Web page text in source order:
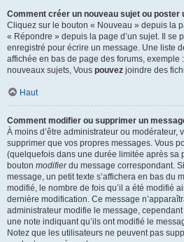
Comment créer un nouveau sujet ou poster
Cliquez sur le bouton « Nouveau » depuis la
« Répondre » depuis la page d’un sujet. Il se
enregistré pour écrire un message. Une liste
affichée en bas de page des forums, exemple
nouveaux sujets, Vous pouvez joindre des
Haut
Comment modifier ou supprimer un
À moins d’être administrateur ou modérateur,
supprimer que vos propres messages. Vous
(quelquefois dans une durée limitée après sa
bouton modifierdu message correspondant.
message, un petit texte s’affichera en bas du
modifié, le nombre de fois qu’il a été modifié
dernière modification. Ce message
administrateur modifie le message,
une note indiquant qu’ils ont modifié le
Notez que les utilisateurs ne peuvent pas